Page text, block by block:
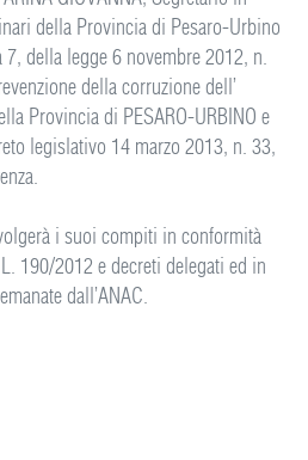
della Provincia di Pesaro-Urbino
7, della legge 6 novembre 2012, n.
della corruzione dell’
Provincia di PESARO-URBINO e
legislativo 14 marzo 2013, n. 33,
i suoi compiti in conformità
190/2012 e decreti delegati ed in
dall’ANAC.